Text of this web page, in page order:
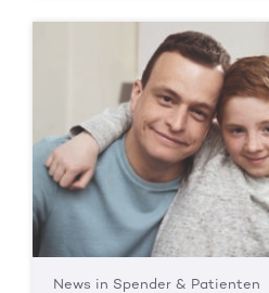
News in Spender & Patienten